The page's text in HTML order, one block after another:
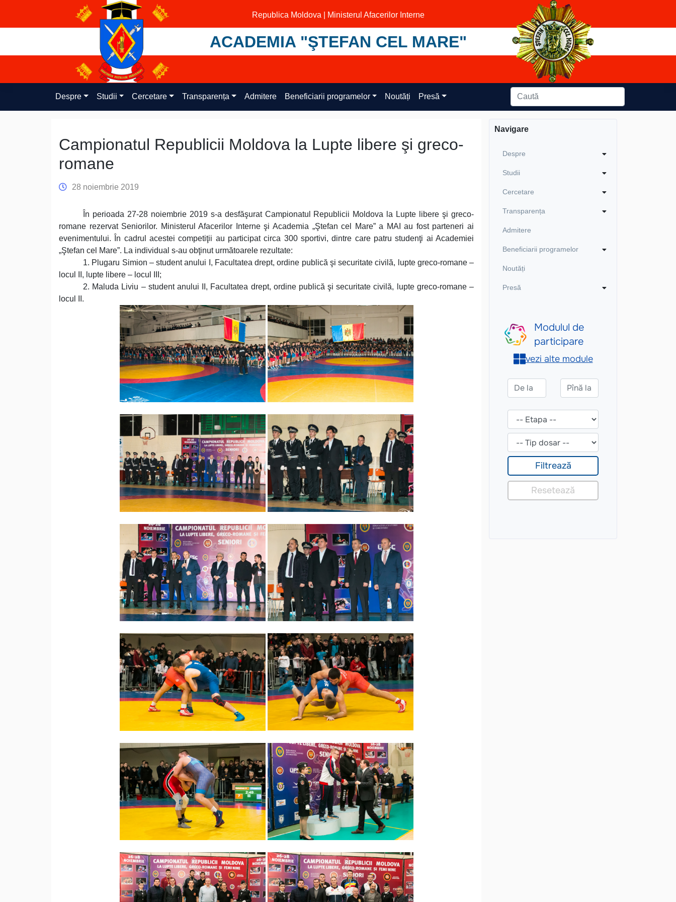
content
Republica Moldova | Ministerul Afacerilor Interne
ACADEMIA "ŞTEFAN CEL MARE"
Despre Studii Cercetare Transparența Admitere Beneficiarii programelor Noutăți Presă
Campionatul Republicii Moldova la Lupte libere şi greco-
romane
28 noiembrie 2019
În perioada 27-28 noiembrie 2019 s-a desfăşurat Campionatul Republicii Moldova la Lupte libere şi greco-
romane rezervat Seniorilor. Ministerul Afacerilor Interne şi Academia „Ştefan cel Mare” a MAI au fost parteneri ai
evenimentului. În cadrul acestei competiţii au participat circa 300 sportivi, dintre care patru studenţi ai Academiei
„Ştefan cel Mare”. La individual s-au obţinut următoarele rezultate:
1. Plugaru Simion – student anului I, Facultatea drept, ordine publică şi securitate civilă, lupte greco-romane –
locul II, lupte libere – locul III;
2. Maluda Liviu – student anului II, Facultatea drept, ordine publică şi securitate civilă, lupte greco-romane –
locul II.
Navigare
Despre
Studii
Cercetare
Transparența
Admitere
Beneficiarii programelor
Noutăți
Presă